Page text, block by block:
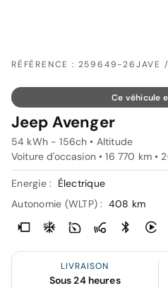
RÉFÉRENCE : 259649-
Ce véhicule
Jeep Avenger
54 kWh - 156ch • Altitude
Voiture d'occasion • 16 770 km •
Energie :
Électrique
Autonomie (WLTP) : 408 km
LIVRAISON
Sous 24 heures